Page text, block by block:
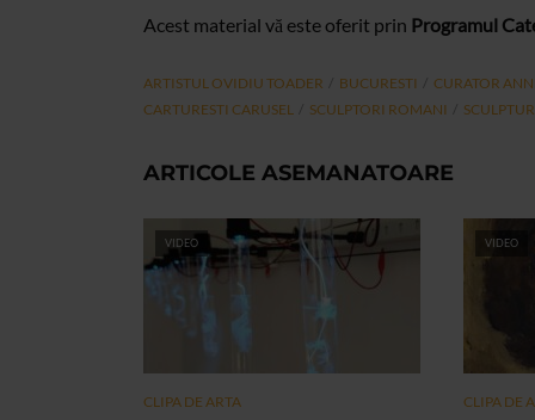
Acest material vă este oferit prin Programul
ARTISTUL OVIDIU TOADER BUCURESTI CURATOR
CARTURESTI CARUSEL
SCULPTORI ROMANI
ARTICOLE ASEMANATOARE
VIDEO
CLIPA DE ARTA
VIDEO
CLIPA DE